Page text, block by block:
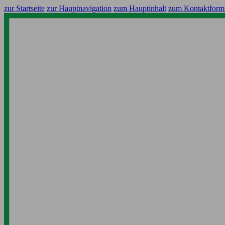
zur Startseite zur Hauptnavigation zum Hauptinhalt zum